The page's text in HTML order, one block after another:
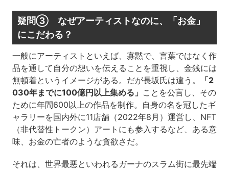
疑問③ なぜアーティストなのに、「お金」
にこだわる？
一般にアーティストといえば、寡黙で、言葉ではなく作
品を通して自分の想いを伝えることを重視し、金銭には
無頓着というイメージがある。だが長坂氏は違う。
「2
030年までに100億円以上集める」 ことを公言し、その
ために年間600以上の作品を制作。自身の名を冠したギ
ャラリーを国内外に11店舗（2022年8月）運営し、NFT
（非代替性トークン）アートにも参入するなど、ある意
味、お金の亡者のような貪欲さだ。
それは、世界最悪といわれるガーナのスラム街に最先端